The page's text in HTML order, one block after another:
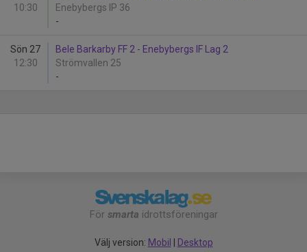
10:30
Enebybergs IP 36
-
Sön 27
12:30
Bele Barkarby FF 2 - Enebybergs IF Lag 2
Strömvallen 25
-
För smarta idrottsföreningar
Välj version: Mobil Desktop